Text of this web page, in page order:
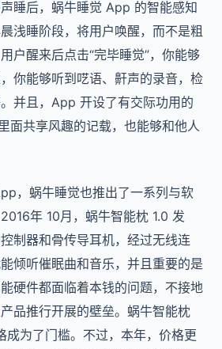
睡后，蜗牛睡觉 App 的智能感知
浅睡阶段，将用户唤醒，而不是粗
户醒来后点击“完毕睡觉”，你能够
你能够听到呓语、鼾声的录音，检
并且，App 开设了有交际功用的
面共享风趣的记载，也能够和他人
，蜗牛睡觉也推出了一系列与软
年 10月，蜗牛智能枕 1.0 发
制器和骨传导耳机，经过无线连
倾听催眠曲和音乐，并且重要的是
硬件都面临着本钱的问题，不接地
品推行开展的壁垒。蜗牛智能枕
成为了门槛。不过，本年，价格更